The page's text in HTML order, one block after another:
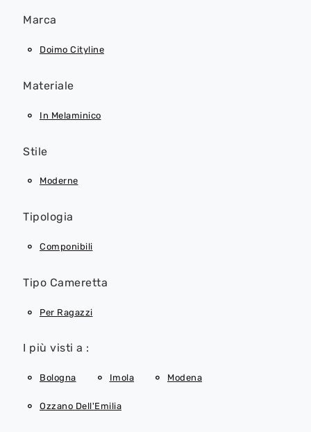
Marca
Doimo Cityline
Materiale
In Melaminico
Stile
Moderne
Tipologia
Componibili
Tipo Cameretta
Per Ragazzi
I più visti a :
Bologna Imola Modena
Ozzano Dell'Emilia